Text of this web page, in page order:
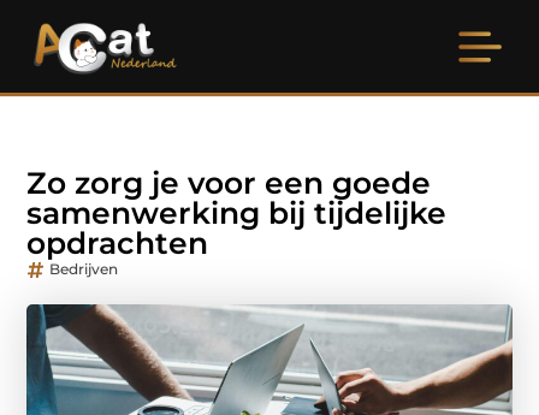
Zo zorg je voor een goede
samenwerking bij tijdelijke
opdrachten
Bedrijven